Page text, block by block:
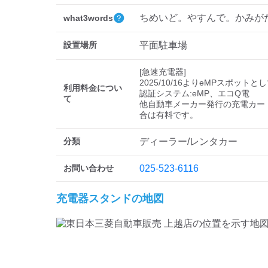
what3words ちめいど。やすんで。かみが
設置場所 平面駐車場
利用料金につい
て
[急速充電器]
2025/10/16よりeMPスポットとし
認証システム:eMP、エコQ電
他自動車メーカー発行の充電カー
分類 ディーラー/レンタカー
お問い合わせ 025-523-6116
充電器スタンドの地図